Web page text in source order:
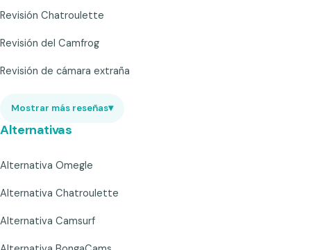
Revisión Chatroulette
Revisión del Camfrog
Revisión de cámara extraña
Mostrar más reseñas▾
Alternativas
Alternativa Omegle
Alternativa Chatroulette
Alternativa Camsurf